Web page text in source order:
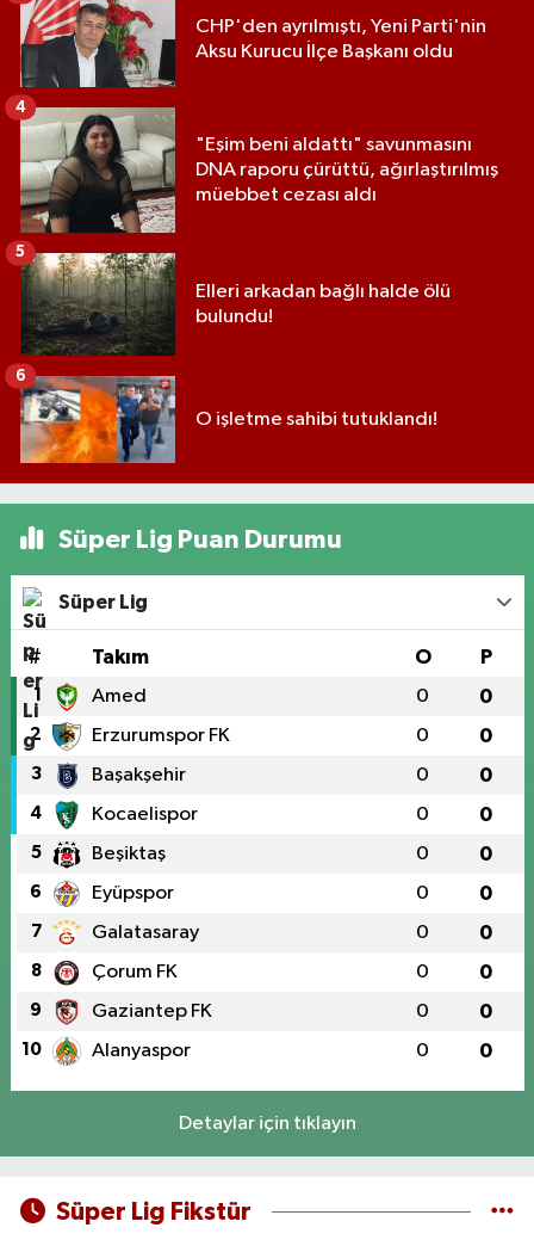
CHP'den ayrılmıştı, Yeni Parti'nin
Aksu Kurucu İlçe Başkanı oldu
"Eşim beni aldattı" savunmasını
DNA raporu çürüttü, ağırlaştırılmış
müebbet cezası aldı
4
Elleri arkadan bağlı halde ölü
bulundu!
5
O işletme sahibi tutuklandı!
6
Süper Lig Puan Durumu
Süper Lig
# Takım O P
1 Amed 0 0
2 Erzurumspor FK 0 0
3 Başakşehir 0 0
4 Kocaelispor 0 0
5 Beşiktaş 0 0
6 Eyüpspor 0 0
7 Galatasaray 0 0
8 Çorum FK 0 0
9 Gaziantep FK 0 0
10 Alanyaspor 0 0
Detaylar için tıklayın
Süper Lig Fikstür